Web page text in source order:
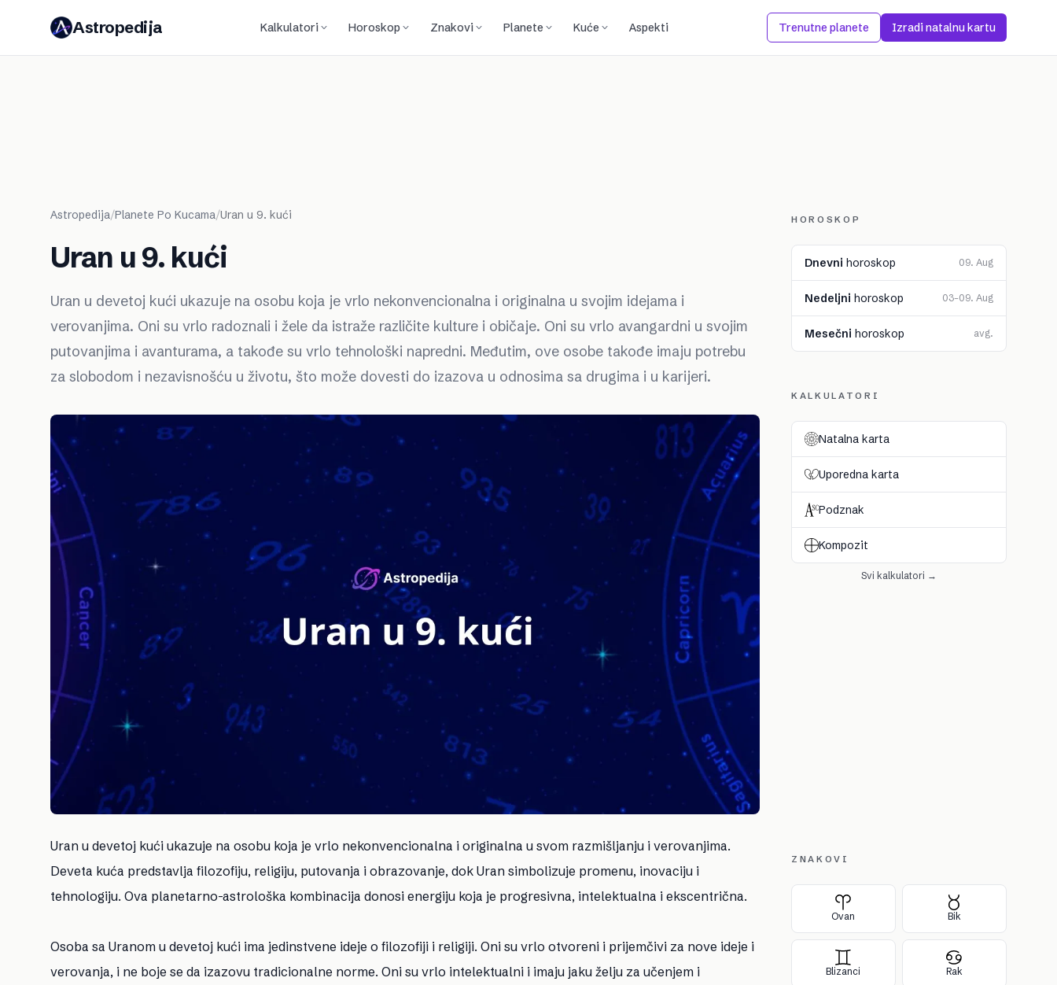
Astropedija Kalkulatori Horoskop Znakovi Planete Kuće Aspekti Trenutne planete Izradi natalnu kartu
Astropedija/Planete Po Kucama/Uran u 9. kući
Uran u 9. kući
Uran u devetoj kući ukazuje na osobu koja je vrlo nekonvencionalna i originalna u svojim idejama i
verovanjima. Oni su vrlo radoznali i žele da istraže različite kulture i običaje. Oni su vrlo avangardni u svojim
putovanjima i avanturama, a takođe su vrlo tehnološki napredni. Međutim, ove osobe takođe imaju potrebu
za slobodom i nezavisnošću u životu, što može dovesti do izazova u odnosima sa drugima i u karijeri.
Uran u devetoj kući ukazuje na osobu koja je vrlo nekonvencionalna i originalna u svom razmišljanju i verovanjima.
Deveta kuća predstavlja filozofiju, religiju, putovanja i obrazovanje, dok Uran simbolizuje promenu, inovaciju i
tehnologiju. Ova planetarno-astrološka kombinacija donosi energiju koja je progresivna, intelektualna i ekscentrična.
Osoba sa Uranom u devetoj kući ima jedinstvene ideje o filozofiji i religiji. Oni su vrlo otvoreni i prijemčivi za nove ideje i
verovanja, i ne boje se da izazovu tradicionalne norme. Oni su vrlo intelektualni i imaju jaku želju za učenjem i
HOROSKOP
Dnevni horoskop 09. Aug
Nedeljni horoskop 03–09. Aug
Mesečni horoskop avg.
KALKULATORI
Natalna karta
Uporedna karta
Podznak
Kompozit
Svi kalkulatori →
ZNAKOVI
Ovan Bik
Blizanci Rak